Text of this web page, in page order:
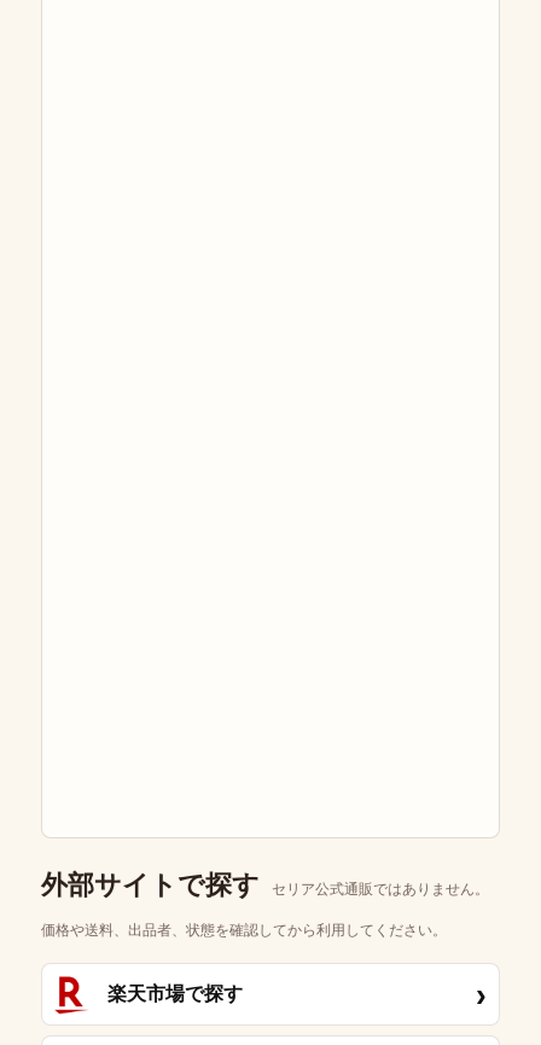
外部サイトで探す セリア公式通販ではありません。
価格や送料、出品者、状態を確認してから利用してください。
楽天市場で探す ›